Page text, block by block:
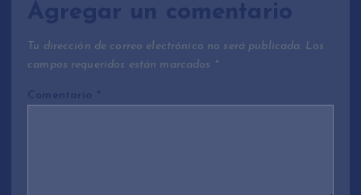
Agregar un comentario
Tu dirección de correo electrónico no será publicada. Los
campos requeridos están marcados *
Comentario *